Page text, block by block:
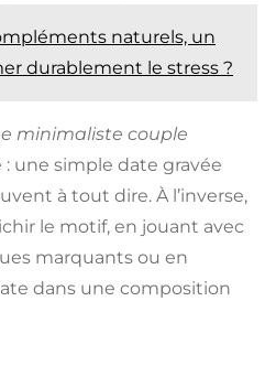
naturels, un
durablement le stress ?
minimaliste couple
une simple date gravée
à tout dire. À l’inverse,
le motif, en jouant avec
marquants ou en
dans une composition